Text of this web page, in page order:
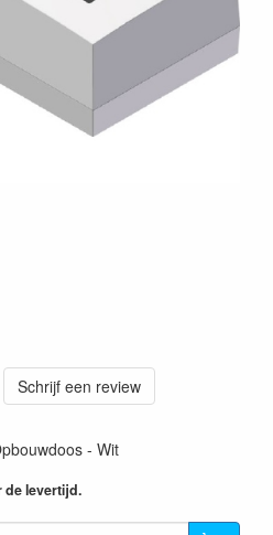
Schrijf een review
- Wit
de levertijd.